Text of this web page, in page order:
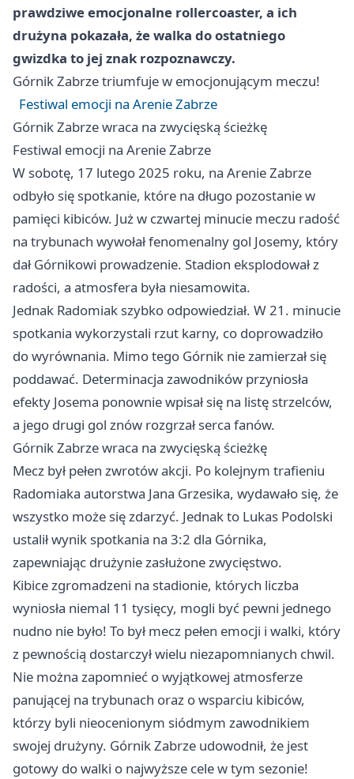
prawdziwe emocjonalne rollercoaster, a ich
drużyna pokazała, że walka do ostatniego
gwizdka to jej znak rozpoznawczy.
GórnikZabrzetriumfuje w emocjonującym meczu!
Festiwal emocji na Arenie Zabrze
GórnikZabrzewraca na zwycięską ścieżkę
Festiwal emocji na Arenie Zabrze
W sobotę, 17 lutego 2025 roku, na ArenieZabrze
odbyło się spotkanie, które na długo pozostanie w
pamięci kibiców. Już w czwartej minucie meczu radość
na trybunach wywołał fenomenalny gol Josemy, który
dał Górnikowi prowadzenie. Stadion eksplodował z
radości, a atmosfera była niesamowita.
Jednak Radomiak szybko odpowiedział. W 21. minucie
spotkania wykorzystali rzut karny, co doprowadziło
do wyrównania. Mimo tego Górnik nie zamierzał się
poddawać. Determinacja zawodników przyniosła
efekty Josema ponownie wpisał się na listę strzelców,
a jego drugi gol znów rozgrzał serca fanów.
GórnikZabrzewraca na zwycięską ścieżkę
Mecz był pełen zwrotów akcji. Po kolejnym trafieniu
Radomiaka autorstwa Jana Grzesika, wydawało się, że
wszystko może się zdarzyć. Jednak to Lukas Podolski
ustalił wynik spotkania na 3:2 dla Górnika,
zapewniając drużynie zasłużone zwycięstwo.
Kibice zgromadzeni na stadionie, których liczba
wyniosła niemal 11 tysięcy, mogli być pewni jednego
nudno nie było! To był mecz pełen emocji i walki, który
z pewnością dostarczył wielu niezapomnianych chwil.
Nie można zapomnieć o wyjątkowej atmosferze
panującej na trybunach oraz o wsparciu kibiców,
którzy byli nieocenionym siódmym zawodnikiem
swojej drużyny. GórnikZabrze udowodnił, że jest
gotowy do walki o najwyższe cele w tym sezonie!